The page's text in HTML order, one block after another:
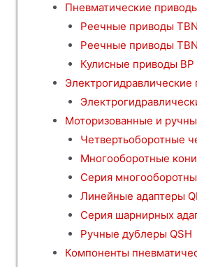
Пневматические
Реечные приводы
Реечные приводы
Кулисные приводы BP
Электрогидравлические
Моторизованные и
Четвертьоборотные
Многооборотные
Серия
Линейные адаптеры
Серия шарнирных
Ручные дублеры QSH
Компоненты